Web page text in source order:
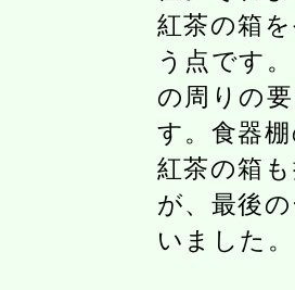
紅茶の箱
う点です
の周りの
す。食器
紅茶の箱
が、最後
いました